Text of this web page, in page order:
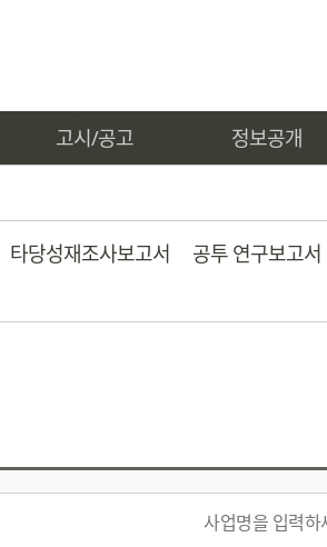
고시/공고 정보공개
타당성재조사보고서 공투 연구보고서